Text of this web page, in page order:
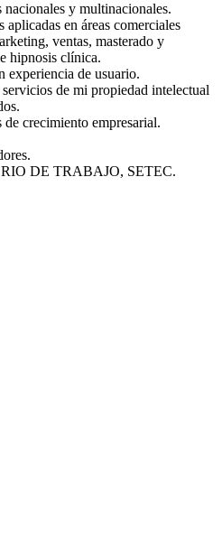
nacionales y multinacionales.
en áreas comerciales
ventas, masterado y
hipnosis clínica.
experiencia de usuario.
de mi propiedad intelectual
de crecimiento empresarial.
DE TRABAJO, SETEC.